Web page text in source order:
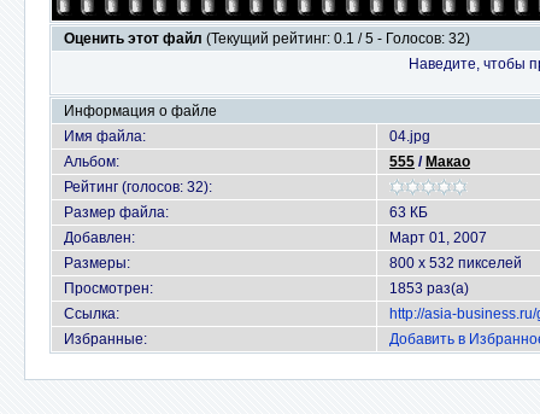
Оценить этот файл (Текущий рейтинг: 0.1 / 5 - Голосов: 32)
Наведите, чтобы
Информация о файле
Имя файла:
04.jpg
Альбом:
555 / Макао
Рейтинг (голосов: 32):
Размер файла:
63 КБ
Добавлен:
Март 01, 2007
Размеры:
800 x 532 пикселей
Просмотрен:
1853 раз(а)
Ссылка:
http://asia-
Избранные:
Добавить в